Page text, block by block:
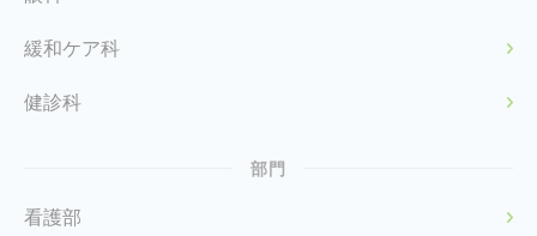
緩和ケア科
健診科
部門
看護部